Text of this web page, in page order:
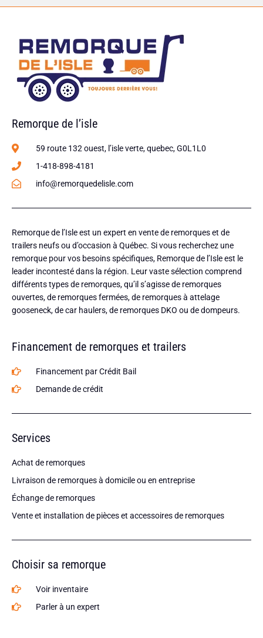
Remorque de l’isle
59 route 132 ouest, l’isle verte, quebec, G0L1L0
1-418-898-4181
info@remorquedelisle.com
Remorque de l’Isle est un expert en vente de remorques et de
trailers neufs ou d’occasion à Québec. Si vous recherchez une
remorque pour vos besoins spécifiques, Remorque de l’Isle est le
leader incontesté dans la région. Leur vaste sélection comprend
différents types de remorques, qu’il s’agisse de remorques
ouvertes, de remorques fermées, de remorques à attelage
gooseneck, de car haulers, de remorques DKO ou de dompeurs.
Financement de remorques et trailers
Financement par Crédit Bail
Demande de crédit
Services
Achat de remorques
Livraison de remorques à domicile ou en entreprise
Échange de remorques
Vente et installation de pièces et accessoires de remorques
Choisir sa remorque
Voir inventaire
Parler à un expert